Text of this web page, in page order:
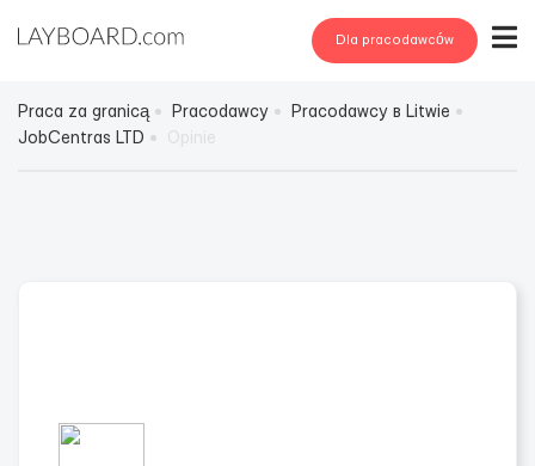
Dla pracodawców
Praca za granicą Pracodawcy
Pracodawcy в Litwie
JobCentras LTD